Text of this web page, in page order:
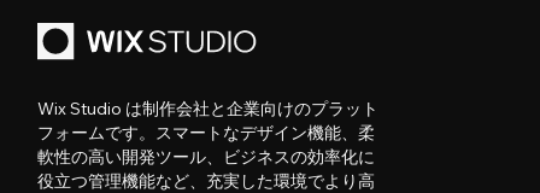
Wix Studio は制作会社と企業向けのプラット
フォームです。スマートなデザイン機能、柔
軟性の高い開発ツール、ビジネスの効率化に
役立つ管理機能など、充実した環境でより高